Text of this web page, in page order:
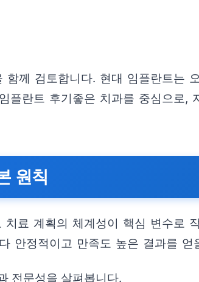
께 검토합니다. 현대 임플란트는
란트 후기좋은 치과를 중심으로,
원칙
료 계획의 체계성이 핵심 변수로
안정적이고 만족도 높은 결과를 얻
전문성을 살펴봅니다.